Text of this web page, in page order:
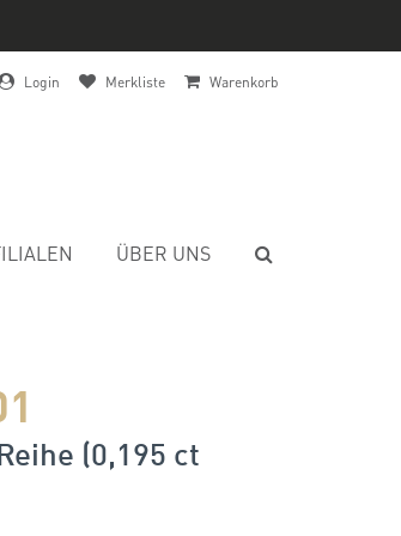
Login Merkliste Warenkorb
ÜBER UNS
(0,195 ct